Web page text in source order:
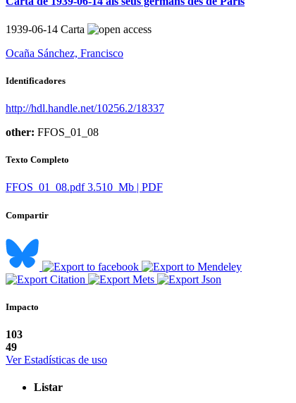
1939-06-14 Carta
Ocaña Sánchez, Francisco
Identificadores
http://hdl.handle.net/10256.2/18337
other: FFOS_01_08
Texto Completo
FFOS_01_08.pdf 3.510 Mb | PDF
Compartir
Impacto
103
49
Ver Estadísticas de uso
Listar